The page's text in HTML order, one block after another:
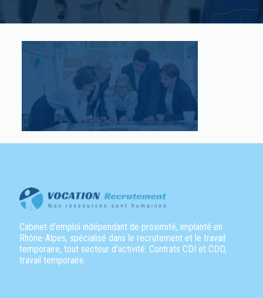
Cabinet d’emploi indépendant de proximité, implanté en
Rhône-Alpes, spécialisé dans le recrutement et le travail
temporaire, tout secteur d’activité. Contrats CDI et CDD,
travail temporaire.